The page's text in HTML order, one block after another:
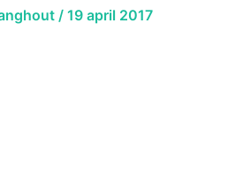
/ 19 april 2017